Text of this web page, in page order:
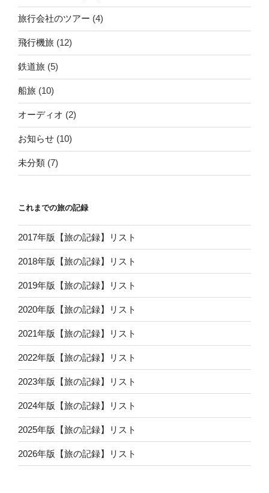
旅行会社のツアー (4)
飛行機旅 (12)
鉄道旅 (5)
船旅 (10)
オーディオ (2)
お知らせ (10)
未分類 (7)
これまでの旅の記録
2017年版【旅の記録】リスト
2018年版【旅の記録】リスト
2019年版【旅の記録】リスト
2020年版【旅の記録】リスト
2021年版【旅の記録】リスト
2022年版【旅の記録】リスト
2023年版【旅の記録】リスト
2024年版【旅の記録】リスト
2025年版【旅の記録】リスト
2026年版【旅の記録】リスト